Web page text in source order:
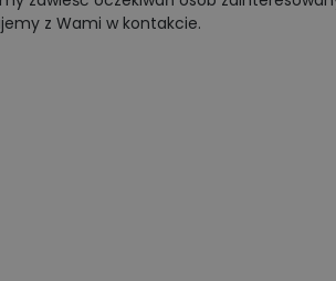
z Wami w kontakcie.